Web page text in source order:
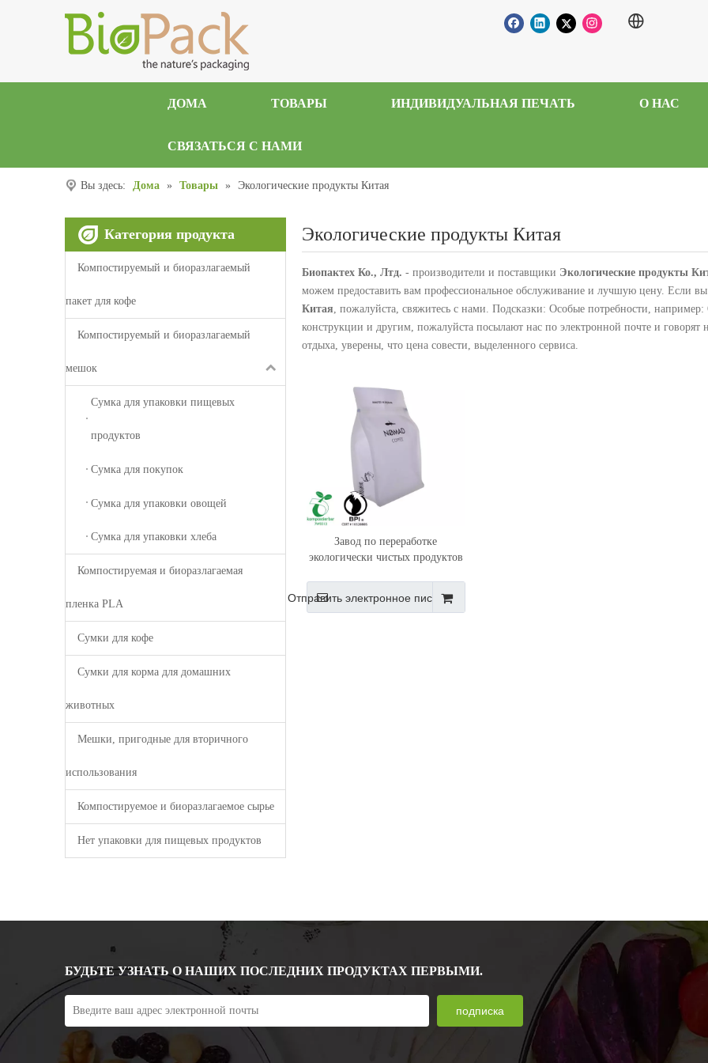
ДОМА ТОВАРЫ ИНДИВИДУАЛЬНАЯ ПЕЧАТЬ О НАС
СВЯЗАТЬСЯ С НАМИ
Вы здесь: Дома » Товары » Экологические продукты Китая
Категория продукта
Компостируемый и биоразлагаемый
пакет для кофе
Компостируемый и биоразлагаемый
мешок
Сумка для упаковки пищевых
продуктов
Сумка для покупок
Сумка для упаковки овощей
Сумка для упаковки хлеба
Компостируемая и биоразлагаемая
пленка PLA
Сумки для кофе
Сумки для корма для домашних
животных
Мешки, пригодные для вторичного
использования
Компостируемое и биоразлагаемое сырье
Нет упаковки для пищевых продуктов
Экологические продукты Китая
Биопактех Ко., Лтд. - производители и поставщики Экологические продукты
можем предоставить вам профессиональное обслуживание и лучшую цену. Если вы
Китая, пожалуйста, свяжитесь с нами. Подсказки: Особые потребности,
конструкции и другим, пожалуйста посылают нас по электронной почте и говорят
отдыха, уверены, что цена совести, выделенного сервиса.
Завод по переработке
экологически чистых продуктов
Отправить электронное письмо
БУДЬТЕ УЗНАТЬ О НАШИХ ПОСЛЕДНИХ ПРОДУКТАХ ПЕРВЫМИ.
подписка